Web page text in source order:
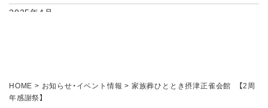
2025年4月
2024年9月
HOME > お知らせ・イベント情報 > 家族葬ひととき摂津正雀会館 【2周
年感謝祭】